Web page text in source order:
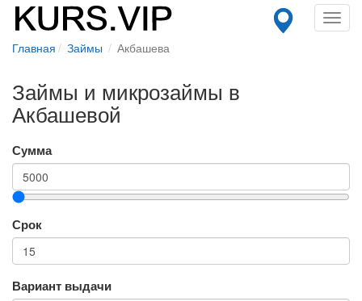
Главная Займы Акбашева
Займы и микрозаймы в
Акбашевой
Сумма
Срок
Вариант выдачи